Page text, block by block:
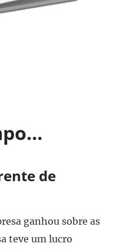
de
ganhou sobre as
teve um lucro